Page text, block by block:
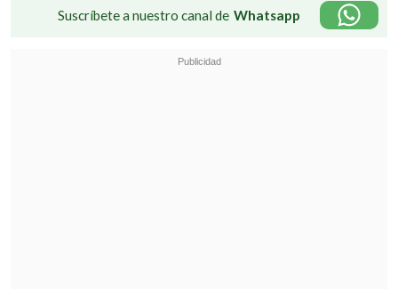
Suscríbete a nuestro canal de Whatsapp